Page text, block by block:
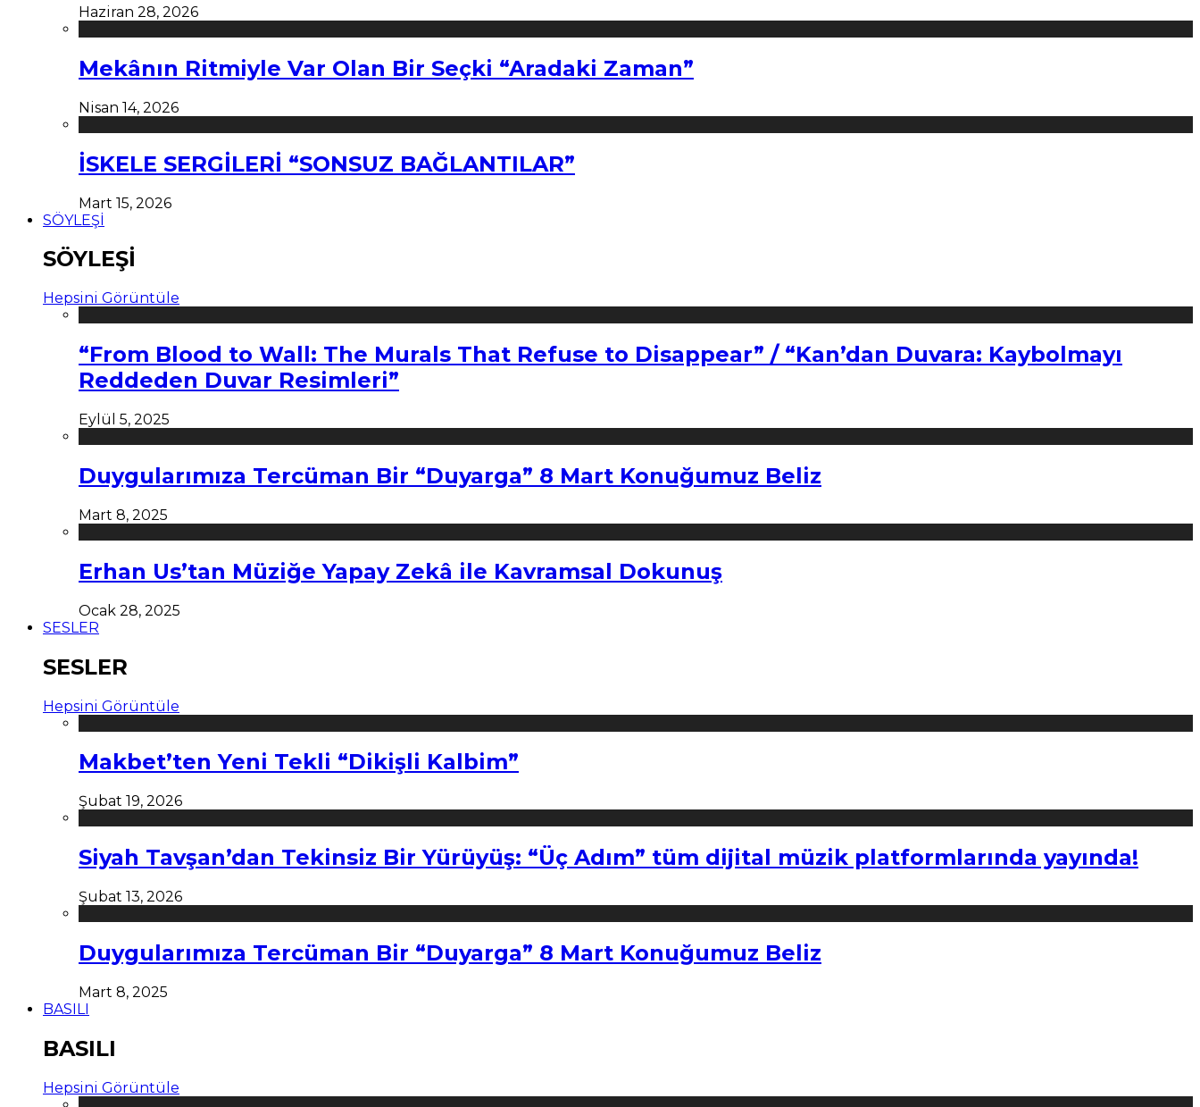
Haziran 28, 2026
Mekânın Ritmiyle Var Olan Bir Seçki “Aradaki Zaman”
Nisan 14, 2026
İSKELE SERGİLERİ “SONSUZ BAĞLANTILAR”
Mart 15, 2026
SÖYLEŞİ
SÖYLEŞİ
Hepsini Görüntüle
“From Blood to Wall: The Murals That Refuse to Disappear” / “Kan’dan Duvara: Kaybolmayı
Reddeden Duvar Resimleri”
Eylül 5, 2025
Duygularımıza Tercüman Bir “Duyarga” 8 Mart Konuğumuz Beliz
Mart 8, 2025
Erhan Us’tan Müziğe Yapay Zekâ ile Kavramsal Dokunuş
Ocak 28, 2025
SESLER
SESLER
Hepsini Görüntüle
Makbet’ten Yeni Tekli “Dikişli Kalbim”
Şubat 19, 2026
Siyah Tavşan’dan Tekinsiz Bir Yürüyüş: “Üç Adım” tüm dijital müzik platformlarında yayında!
Şubat 13, 2026
Duygularımıza Tercüman Bir “Duyarga” 8 Mart Konuğumuz Beliz
Mart 8, 2025
BASILI
BASILI
Hepsini Görüntüle